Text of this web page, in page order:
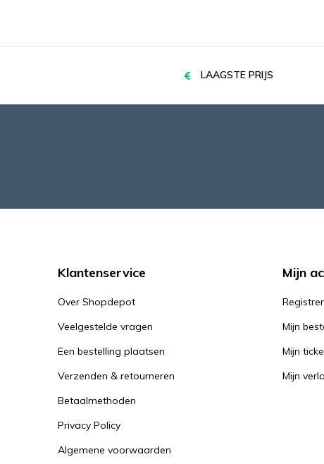
LAAGSTE PRIJS
Klantenservice
Over Shopdepot
Veelgestelde vragen
Een bestelling plaatsen
Verzenden & retourneren
Betaalmethoden
Privacy Policy
Algemene voorwaarden
Mijn
Mijn
Mijn
Mijn